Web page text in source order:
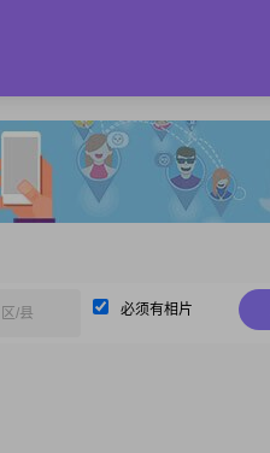
区/县 必须有相片